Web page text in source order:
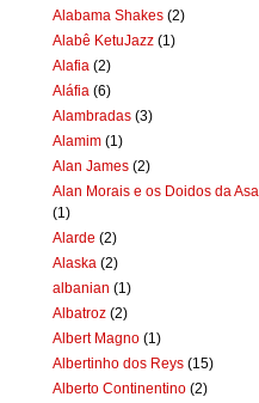
Alabama Shakes (2)
Alabê KetuJazz (1)
Alafia (2)
Aláfia (6)
Alambradas (3)
Alamim (1)
Alan James (2)
Alan Morais e os Doidos da Asa
(1)
Alarde (2)
Alaska (2)
albanian (1)
Albatroz (2)
Albert Magno (1)
Albertinho dos Reys (15)
Alberto Continentino (2)